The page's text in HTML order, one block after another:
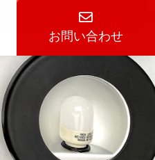
お問い合わせ